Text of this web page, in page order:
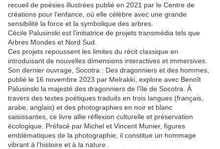
recueil de poésies illustrées publié en 2021 par le Centre de
créations pour l’enfance, où elle célèbre avec une grande
sensibilité la force et la symbolique des arbres.
Cécile Palusinski est l’initiatrice de projets transmédia tels que
Arbres Mondes et Nord Sud.
Ces projets repoussent les limites du récit classique en
introduisant de nouvelles dimensions interactives et immersives.
Son dernier ouvrage, Socotra : Des dragonniers et des hommes,
publié le 16 novembre 2023 par Melrakki, explore avec Benoît
Palusinski la majesté des dragonniers de l’île de Socotra. À
travers des textes poétiques traduits en trois langues (français,
arabe, anglais) et des photographies en noir et blanc
saisissantes, ce livre allie réflexion culturelle et préservation
écologique. Préfacé par Michel et Vincent Munier, figures
emblématiques de la photographie, il constitue un hommage
vibrant à l’histoire et à la nature.